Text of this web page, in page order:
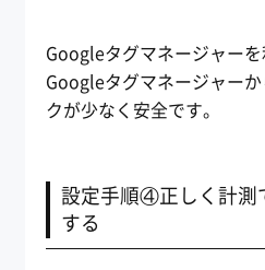
Googleタグマネージャーを
Googleタグマネージャー
クが少なく安全です。
設定手順④正しく計測
する